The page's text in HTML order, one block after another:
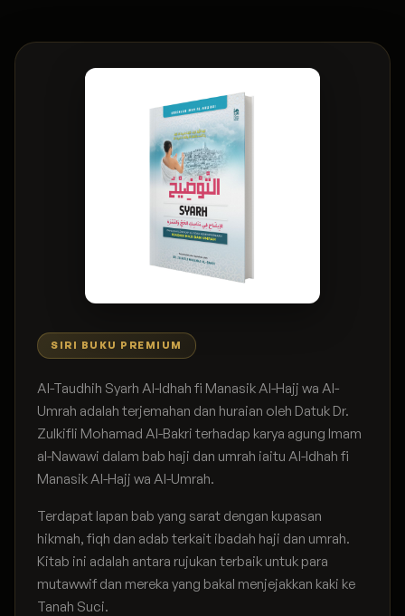
SIRI BUKU PREMIUM
Al-Taudhih Syarh Al-Idhah fi Manasik Al-Hajj wa Al-
Umrah adalah terjemahan dan huraian oleh Datuk Dr.
Zulkifli Mohamad Al-Bakri terhadap karya agung Imam
al-Nawawi dalam bab haji dan umrah iaitu Al-Idhah fi
Manasik Al-Hajj wa Al-Umrah.
Terdapat lapan bab yang sarat dengan kupasan
hikmah, fiqh dan adab terkait ibadah haji dan umrah.
Kitab ini adalah antara rujukan terbaik untuk para
mutawwif dan mereka yang bakal menjejakkan kaki ke
Tanah Suci.